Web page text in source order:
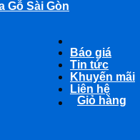
Gỗ Sài Gòn
Báo giá
Tin tức
Khuyến mãi
Liên hệ
Giỏ hàng